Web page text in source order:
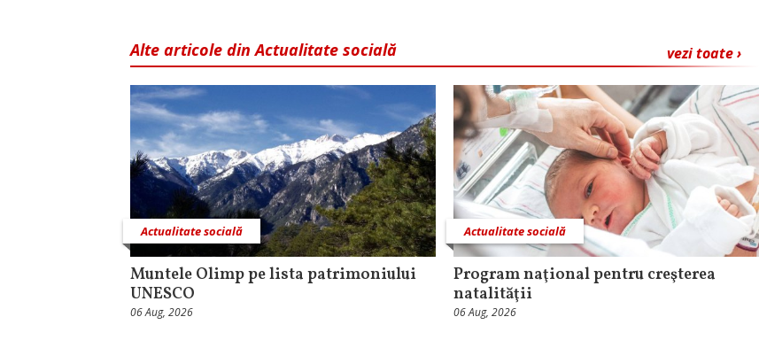
vezi toate ›
Alte articole din Actualitate socială
Actualitate socială
Muntele Olimp pe lista patrimoniului
UNESCO
06 Aug, 2026
Actualitate socială
Program naţional pentru creşterea
natalităţii
06 Aug, 2026